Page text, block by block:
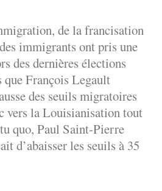
de la francisation
immigrants ont pris une
des dernières élections
François Legault
des seuils migratoires
vers la Louisianisation tout
quo, Paul Saint-Pierre
d’abaisser les seuils à 35